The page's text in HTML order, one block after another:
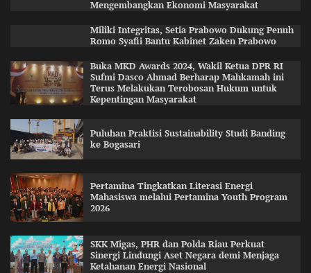
Mengembangkan Ekonomi Masyarakat
Miliki Integritas, Setia Prabowo Dukung Penuh
Romo Syafii Bantu Kabinet Zaken Prabowo
Buka MKD Awards 2024, Wakil Ketua DPR RI
Sufmi Dasco Ahmad Berharap Mahkamah ini
Terus Melakukan Terobosan Hukum untuk
Kepentingan Masyarakat
Puluhan Praktisi Sustainability Studi Banding
ke Bogasari
Pertamina Tingkatkan Literasi Energi
Mahasiswa melalui Pertamina Youth Program
2026
SKK Migas, PHR dan Polda Riau Perkuat
Sinergi Lindungi Aset Negara demi Menjaga
Ketahanan Energi Nasional